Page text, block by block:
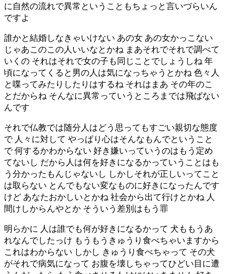
に自然の流れで異常ということもちょっと言いづらいん
ですよ
誰かと結婚しなきゃいけない あの女 あの女かっこない
じゃあこのこの人いいなとかね まあそれでそれで調べて
いくの それはそれで女の子も同じことでしょうしね 年
頃になってくると男の人は気になっちゃうとかね 色々人
と喋ってみたりしたりはするね それはまあ その年のこ
とだからね そんなに異常っていうところまでは飛ばない
んです
それで仏教では随分人はどう思ってもすごい親切な態度
で 人々に対して やっぱり心はそんなもんでということ
で 何するかわからない 好き嫌いっていうのはもう定め
てないし だから人は何を好きになるかっていうことはも
う分かったもんじゃないし しかしそれが正しいってこと
は取らない とんでもない変なものに好きになったんです
けど あなたおかしいとかね 社会から出て行けとかね 人
間けしからんやとか そういう差別はもう罪
明らかに 人は誰でも何が好きになるかって 犬ももうあ
れなんでしたっけ もうもうきゅうり食べちゃいますから
これはわからない しかし きゅうり食べちゃって その犬
がそれで病気になって お腹を壊しちゃってひどい目に遭